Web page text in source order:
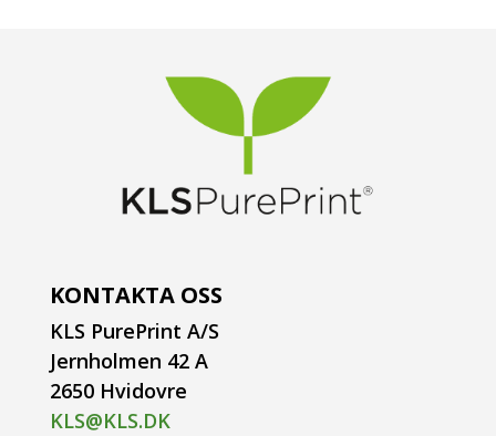
KONTAKTA OSS
KLS PurePrint A/S
Jernholmen 42 A
2650 Hvidovre
KLS@KLS.DK